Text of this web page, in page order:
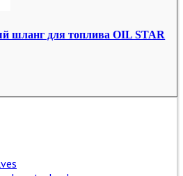
шланг для топлива OIL STAR